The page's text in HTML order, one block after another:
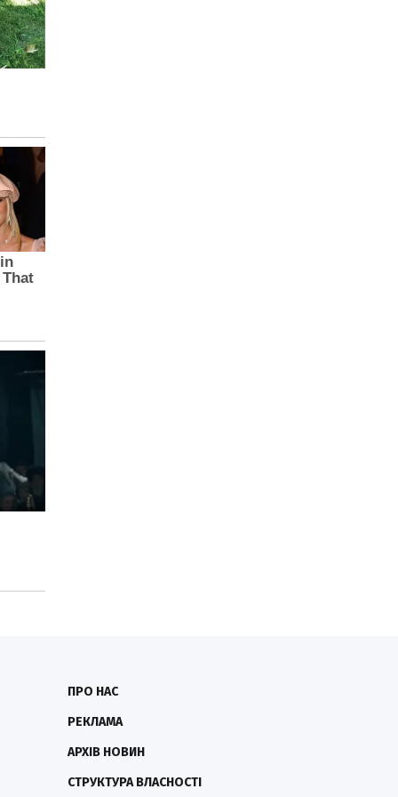
ПРО НАС
РЕКЛАМА
АРХІВ НОВИН
СТРУКТУРА ВЛАСНОСТІ